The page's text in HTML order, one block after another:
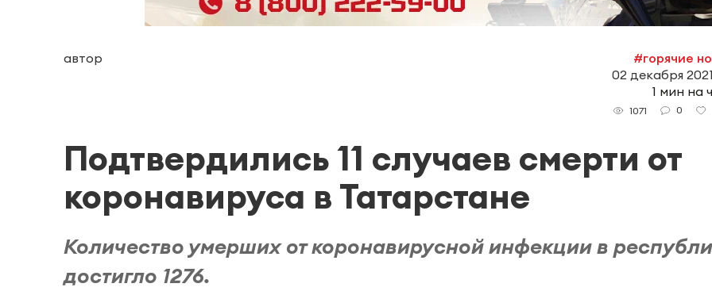
автор
#горячие
02 декабря
1 мин на
1071 0
Подтвердились 11 случаев смерти от
коронавируса в Татарстане
Количество умерших от коронавирусной инфекции в
достигло 1276.